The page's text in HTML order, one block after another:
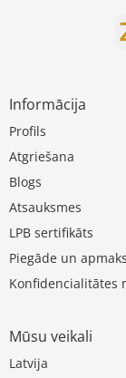
Informācija
Profils
Atgriešana
Blogs
Atsauksmes
LPB sertifikāts
Piegāde un
Konfidencialitātes
Mūsu veikali
Latvija